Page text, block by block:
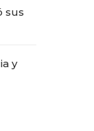
sus
y